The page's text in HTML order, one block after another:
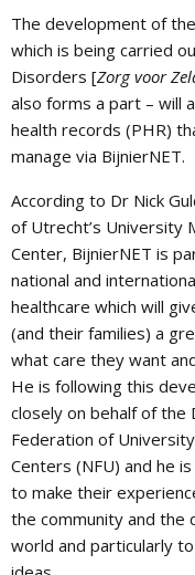
The development of
which is being carried
Disorders [Zorg voor
also forms a part – will
health records (PHR)
manage via BijnierNET.
According to Dr Nick
of Utrecht’s University
Center, BijnierNET is
national and
healthcare which will
(and their families) a
what care they want
He is following this
closely on behalf of the
Federation of
Centers (NFU) and he
to make their
the community and the
world and particularly